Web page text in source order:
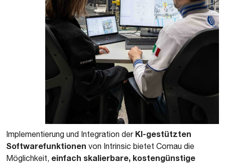
Implementierung und Integration der KI-gestützten
Softwarefunktionen von Intrinsic bietet Comau die
Möglichkeit, einfach skalierbare, kostengünstige